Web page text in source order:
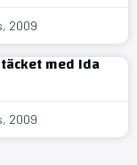
2009
med Ida
2009